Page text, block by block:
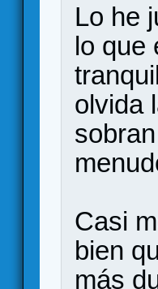
Lo he
lo que
olvida
Casi
bien
más